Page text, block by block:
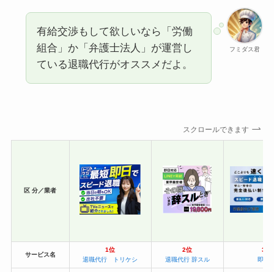
フミダス君
有給交渉もして欲しいなら「労働
組合」か「弁護士法人」が運営し
ている退職代行がオススメだよ。
スクロールできます
区 分／業者
サービス名
1位
退職代行 トリケシ
2位
退職代行 辞スル
3位
即ヤ